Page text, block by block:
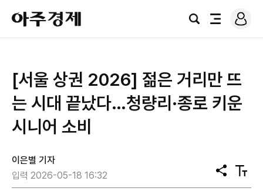
아
주
경
검
전
로
그
[서울 상권 2026] 젊은 거리만 뜨
는 시대 끝났다…청량리·종로 키운
시니어 소비
이은별 기자
입력 2026-05-18 16:32
공
유
텍
스